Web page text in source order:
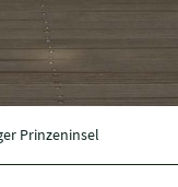
Prinzeninsel